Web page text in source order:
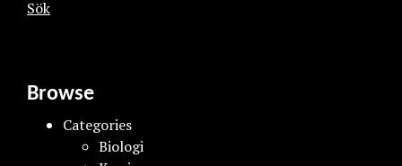
Sök
Browse
Categories
Biologi